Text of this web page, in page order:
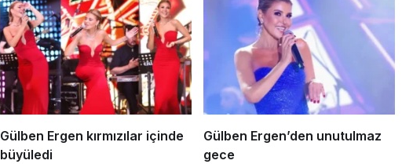
Gülben Ergen kırmızılar içinde
büyüledi
Gülben Ergen’den unutulmaz
gece